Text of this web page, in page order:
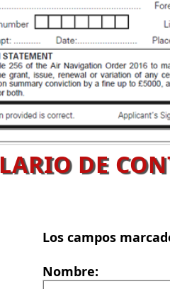
DE
Los campos
Nombre: